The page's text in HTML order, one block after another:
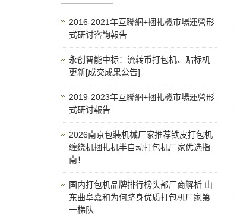
2016-2021年互聯網+捆扎機市場運營形
式研讨咨詢報告
永创智能中标：流转币打包机、贴标机
更新[成交成果公告]
2019-2023年互聯網+捆扎機市場運營形
式研讨報告
2026南京包装机械厂家推荐铁皮打包机
缠绕机捆扎机半自动打包机厂家优选指
南！
国内打包机品牌排行榜头部厂商解析 山
东曲阜嘉和为何跻身优质打包机厂家第
一梯队